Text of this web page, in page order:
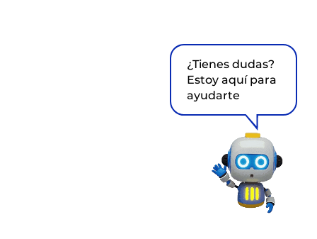
¿Tienes dudas?
Estoy aquí para
ayudarte